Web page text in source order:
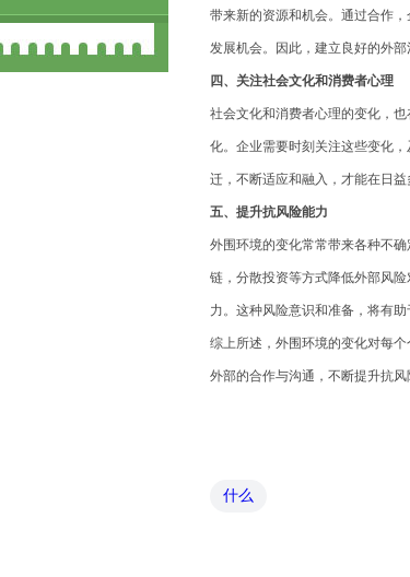
带来新的资源和机会。通过合作
发展机会。因此，建立良好的外
四、关注社会文化和消费者心理
社会文化和消费者心理的变化，
化。企业需要时刻关注这些变化
迁，不断适应和融入，才能在日益
五、提升抗风险能力
外围环境的变化常常带来各种不
链，分散投资等方式降低外部风
力。这种风险意识和准备，将有
综上所述，外围环境的变化对每
外部的合作与沟通，不断提升抗
什么